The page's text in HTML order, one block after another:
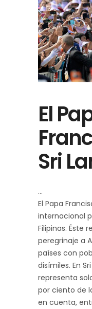
El
Sri
El Papa
internacional
Filipinas. Éste
peregrinaje a
países con
disímiles. En
representa
por ciento de
en cuenta,